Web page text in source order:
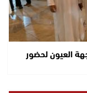
العيون لحضور